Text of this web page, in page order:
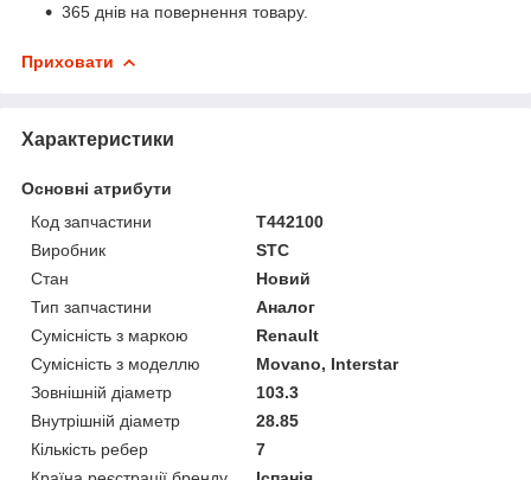
365 днів на повернення товару.
Приховати
Характеристики
Основні атрибути
Код запчастини
T442100
Виробник
STC
Стан
Новий
Тип запчастини
Аналог
Сумісність з маркою
Renault
Сумісність з моделлю
Movano, Interstar
Зовнішній діаметр
103.3
Внутрішній діаметр
28.85
Кількість ребер
7